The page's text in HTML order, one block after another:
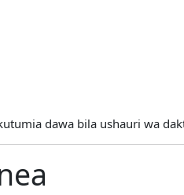
dawa bila ushauri wa